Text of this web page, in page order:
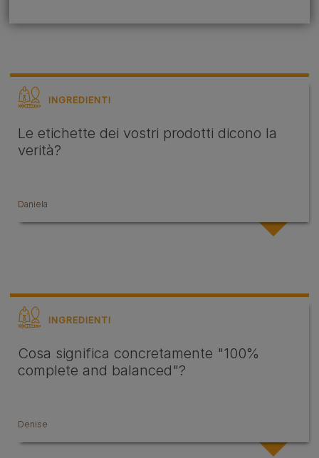
INGREDIENTI
Le etichette dei vostri prodotti dicono la
verità?
Daniela
INGREDIENTI
Cosa significa concretamente "100%
complete and balanced"?
Denise